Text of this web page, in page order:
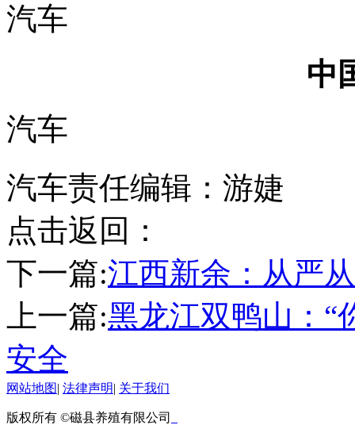
汽车
中
汽车
汽车责任编辑：游婕
点击返回：
下一篇:江西新余：从严
上一篇:黑龙江双鸭山：“
安全
网站地图| 法律声明| 关于我们
版权所有 ©磁县养殖有限公司